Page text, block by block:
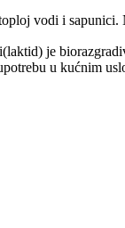
vodi i
je
u kućnim